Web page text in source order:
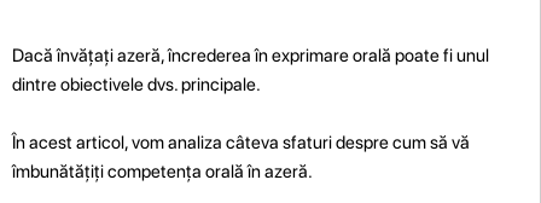
Dacă învățați azeră, încrederea în exprimare orală poate fi unul
dintre obiectivele dvs. principale.
În acest articol, vom analiza câteva sfaturi despre cum să vă
îmbunătățiți competența orală în azeră.